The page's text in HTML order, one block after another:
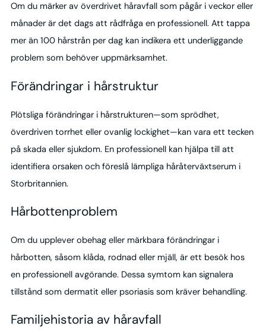
Om du märker av överdrivet håravfall som pågår i veckor eller
månader är det dags att rådfråga en professionell. Att tappa
mer än 100 hårstrån per dag kan indikera ett underliggande
problem som behöver uppmärksamhet.
Förändringar i hårstruktur
Plötsliga förändringar i hårstrukturen—som sprödhet,
överdriven torrhet eller ovanlig lockighet—kan vara ett tecken
på skada eller sjukdom. En professionell kan hjälpa till att
identifiera orsaken och föreslå lämpliga håråterväxtserum i
Storbritannien.
Hårbottenproblem
Om du upplever obehag eller märkbara förändringar i
hårbotten, såsom klåda, rodnad eller mjäll, är ett besök hos
en professionell avgörande. Dessa symtom kan signalera
tillstånd som dermatit eller psoriasis som kräver behandling.
Familjehistoria av håravfall